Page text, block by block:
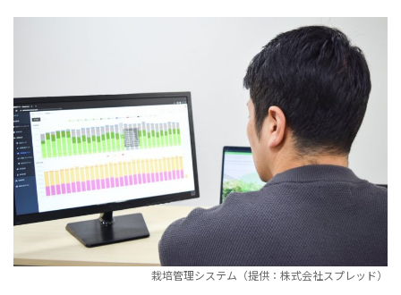
栽培管理システム（提供：株式会社スプレッド）